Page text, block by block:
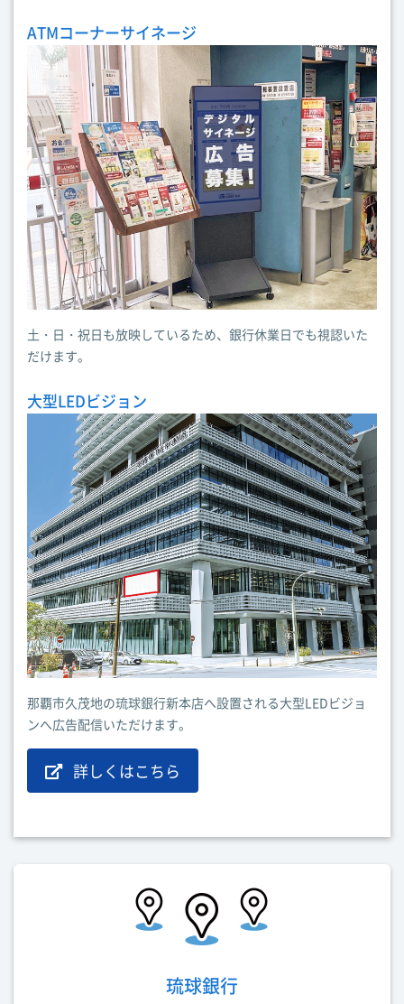
ATMコーナーサイネージ
土・日・祝日も放映しているため、銀行休業日でも視認いた
だけます。
大型LEDビジョン
那覇市久茂地の琉球銀行新本店へ設置される大型LEDビジョ
ンへ広告配信いただけます。
詳しくはこちら
琉球銀行